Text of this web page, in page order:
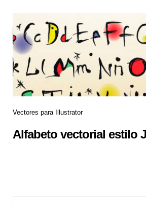
Vectores para Illustrator
Alfabeto vectorial estilo